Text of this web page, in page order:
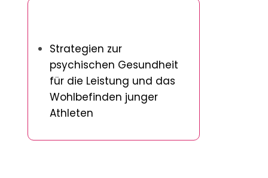
Strategien zur
psychischen Gesundheit
für die Leistung und das
Wohlbefinden junger
Athleten